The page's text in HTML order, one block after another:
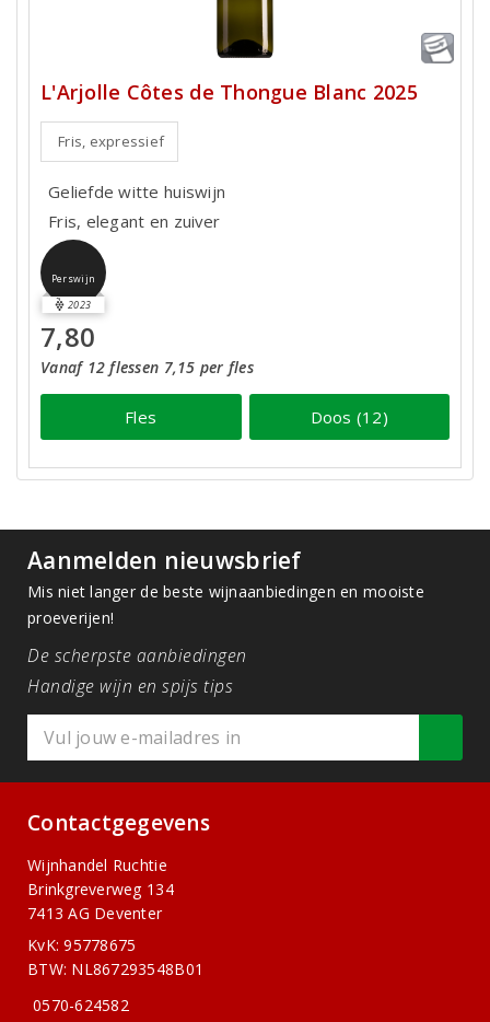
L'Arjolle Côtes de Thongue Blanc 2025
Fris, expressief
Geliefde witte huiswijn
Fris, elegant en zuiver
Perswijn
2023
7,80
Vanaf 12 flessen 7,15 per fles
Fles Doos (12)
Aanmelden nieuwsbrief
Mis niet langer de beste wijnaanbiedingen en mooiste
proeverijen!
De scherpste aanbiedingen
Handige wijn en spijs tips
Contactgegevens
Wijnhandel Ruchtie
Brinkgreverweg 134
7413 AG Deventer
KvK: 95778675
BTW: NL867293548B01
0570-624582